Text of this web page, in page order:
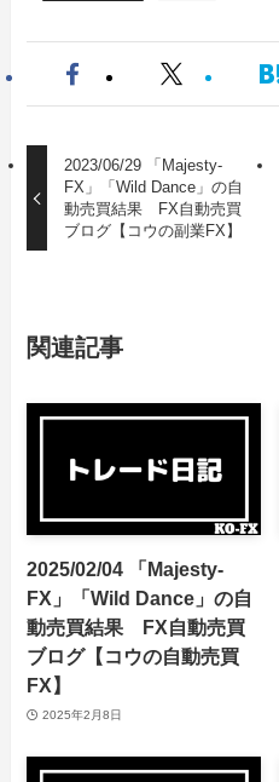
2023/06/29 「Majesty-
FX」「Wild Dance」の自
動売買結果 FX自動売買
ブログ【コウの副業FX】
関連記事
2025/02/04 「Majesty-
FX」「Wild Dance」の自
動売買結果 FX自動売買
ブログ【コウの自動売買
FX】
2025年2月8日